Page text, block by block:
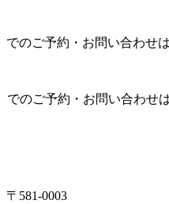
でのご予約・お問い合わせは
でのご予約・お問い合わせ
〒581-0003